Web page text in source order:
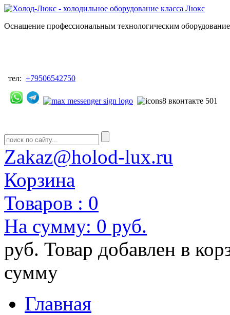
Оснащение профессиональным технологическим
тел: +79506542750
Zakaz@holod-lux.ru
Корзина
Товаров : 0
На сумму: 0 руб.
руб. Товар добавлен в
сумму
Главная